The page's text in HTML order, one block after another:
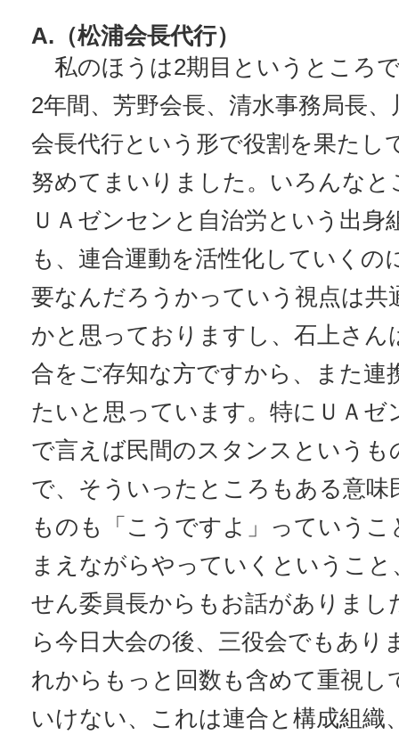
A.（松浦会長代行）
私のほうは2期目というところ
2年間、芳野会長、清水事務局長
会長代行という形で役割を果たし
努めてまいりました。いろんなと
ＵＡゼンセンと自治労という出身
も、連合運動を活性化していくの
要なんだろうかっていう視点は共
かと思っておりますし、石上さん
合をご存知な方ですから、また連
たいと思っています。特にＵＡゼ
で言えば民間のスタンスというも
で、そういったところもある意味
ものも「こうですよ」っていう
まえながらやっていくというこ
せん委員長からもお話がありまし
ら今日大会の後、三役会でもあり
れからもっと回数も含めて重視し
いけない、これは連合と構成組織